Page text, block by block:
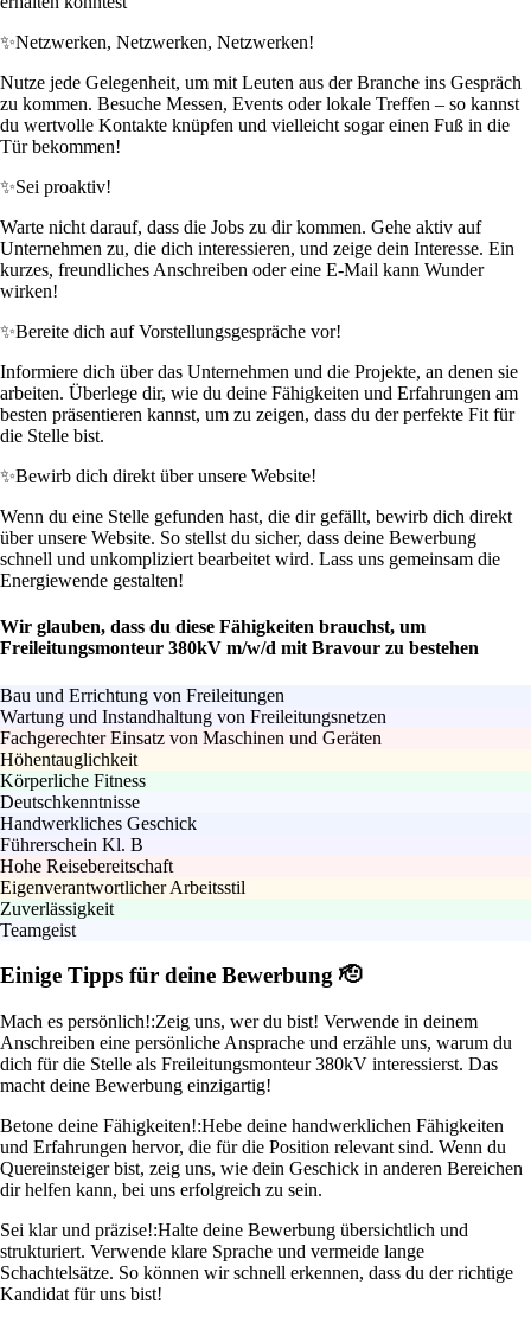
✨Netzwerken, Netzwerken, Netzwerken!
Nutze jede Gelegenheit, um mit Leuten aus der Branche ins Gespräch
zu kommen. Besuche Messen, Events oder lokale Treffen – so kannst
du wertvolle Kontakte knüpfen und vielleicht sogar einen Fuß in die
Tür bekommen!
✨Sei proaktiv!
Warte nicht darauf, dass die Jobs zu dir kommen. Gehe aktiv auf
Unternehmen zu, die dich interessieren, und zeige dein Interesse. Ein
kurzes, freundliches Anschreiben oder eine E-Mail kann Wunder
wirken!
✨Bereite dich auf Vorstellungsgespräche vor!
Informiere dich über das Unternehmen und die Projekte, an denen sie
arbeiten. Überlege dir, wie du deine Fähigkeiten und Erfahrungen am
besten präsentieren kannst, um zu zeigen, dass du der perfekte Fit für
die Stelle bist.
✨Bewirb dich direkt über unsere Website!
Wenn du eine Stelle gefunden hast, die dir gefällt, bewirb dich direkt
über unsere Website. So stellst du sicher, dass deine Bewerbung
schnell und unkompliziert bearbeitet wird. Lass uns gemeinsam die
Energiewende gestalten!
Wir glauben, dass du diese Fähigkeiten brauchst, um
Freileitungsmonteur 380kV m/w/d mit Bravour zu bestehen
Bau und Errichtung von Freileitungen
Wartung und Instandhaltung von Freileitungsnetzen
Fachgerechter Einsatz von Maschinen und Geräten
Höhentauglichkeit
Körperliche Fitness
Deutschkenntnisse
Handwerkliches Geschick
Führerschein Kl. B
Hohe Reisebereitschaft
Eigenverantwortlicher Arbeitsstil
Zuverlässigkeit
Teamgeist
Einige Tipps für deine Bewerbung 🫡
Mach es persönlich!:Zeig uns, wer du bist! Verwende in deinem
Anschreiben eine persönliche Ansprache und erzähle uns, warum du
dich für die Stelle als Freileitungsmonteur 380kV interessierst. Das
macht deine Bewerbung einzigartig!
Betone deine Fähigkeiten!:Hebe deine handwerklichen Fähigkeiten
und Erfahrungen hervor, die für die Position relevant sind. Wenn du
Quereinsteiger bist, zeig uns, wie dein Geschick in anderen Bereichen
dir helfen kann, bei uns erfolgreich zu sein.
Sei klar und präzise!:Halte deine Bewerbung übersichtlich und
strukturiert. Verwende klare Sprache und vermeide lange
Schachtelsätze. So können wir schnell erkennen, dass du der richtige
Kandidat für uns bist!